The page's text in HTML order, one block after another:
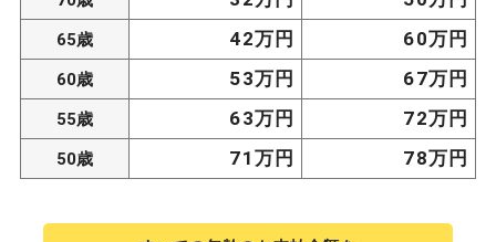
65歳 42万円 60万円
60歳 53万円 67万円
55歳 63万円 72万円
50歳 71万円 78万円